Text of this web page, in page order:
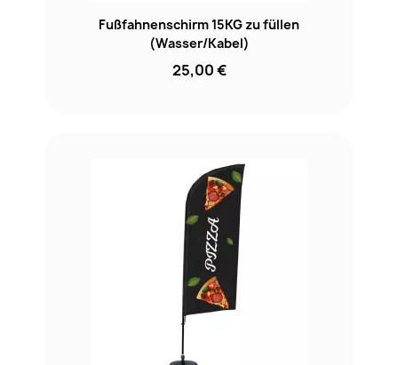
Fußfahnenschirm 15KG zu füllen
(Wasser/Kabel)
25,00 €